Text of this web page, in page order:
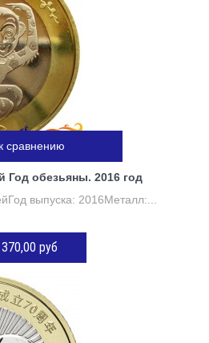
Год обезьяны. 2016 год
выпуска: 2016Металл:...
370,00 руб
В КОРЗИНУ
сравнению